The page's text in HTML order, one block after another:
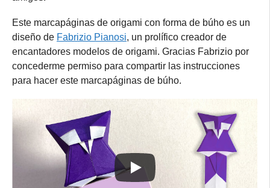
Este marcapáginas de origami con forma de búho es un
diseño de Fabrizio Pianosi, un prolífico creador de
encantadores modelos de origami. Gracias Fabrizio por
concederme permiso para compartir las instrucciones
para hacer este marcapáginas de búho.